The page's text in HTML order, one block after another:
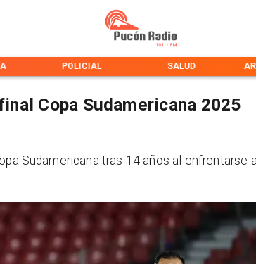
POLICIAL SALUD
Copa Sudamericana 2025
Sudamericana tras 14 años al enfrentarse a